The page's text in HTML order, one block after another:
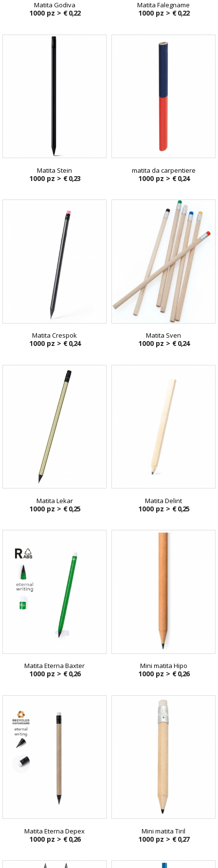
Matita Godiva
1000 pz > € 0,22
Matita Falegname
1000 pz > € 0,22
Matita Stein
1000 pz > € 0,23
matita da carpentiere
1000 pz > € 0,24
Matita Crespok
1000 pz > € 0,24
Matita Sven
1000 pz > € 0,24
Matita Lekar
1000 pz > € 0,25
Matita Delint
1000 pz > € 0,25
Matita Eterna Baxter
1000 pz > € 0,26
Mini matita Hipo
1000 pz > € 0,26
Matita Eterna Depex
1000 pz > € 0,26
Mini matita Tiril
1000 pz > € 0,27